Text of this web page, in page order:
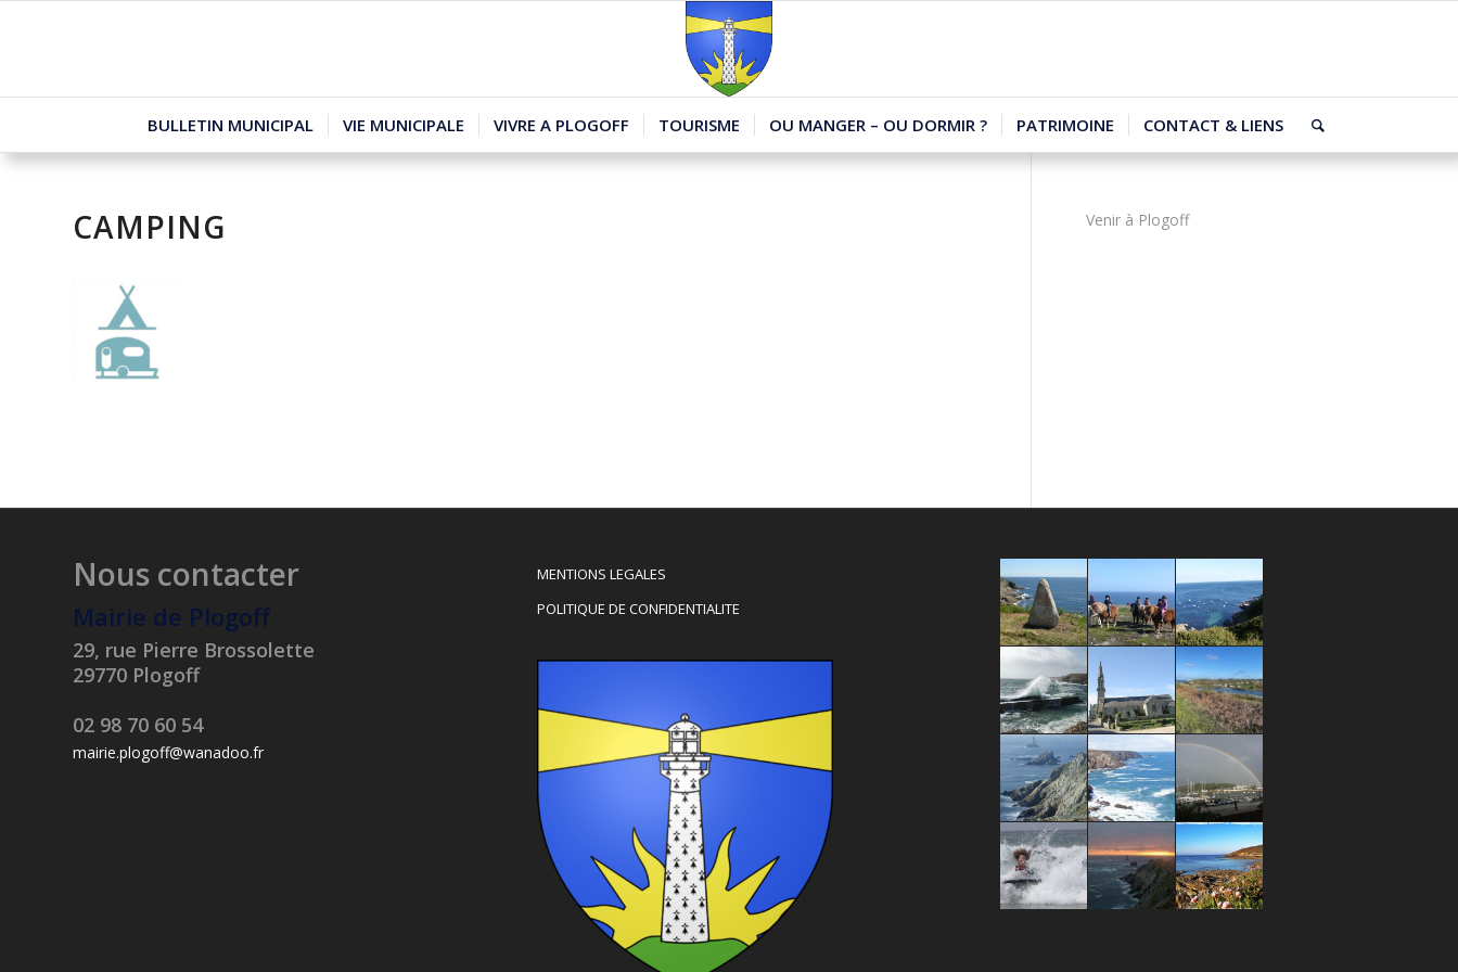
BULLETIN MUNICIPAL VIE MUNICIPALE VIVRE A PLOGOFF TOURISME OU MANGER – OU DORMIR ? PATRIMOINE CONTACT & LIENS
CAMPING Venir à Plogoff
Nous contacter
Mairie de Plogoff
29, rue Pierre Brossolette
29770 Plogoff
02 98 70 60 54
mairie.plogoff@wanadoo.fr
MENTIONS LEGALES
POLITIQUE DE CONFIDENTIALITE